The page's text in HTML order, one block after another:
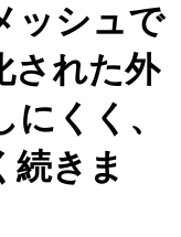
ッシュで
された外
くく、
続きま